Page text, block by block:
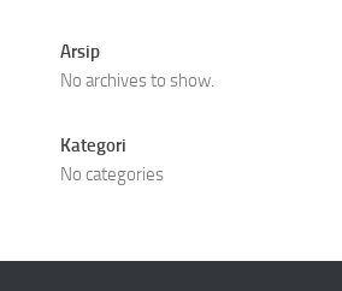
Arsip
No archives to show.
Kategori
No categories